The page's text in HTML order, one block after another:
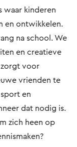
waar kinderen
en ontwikkelen.
na school. We
en creatieve
zorgt voor
vrienden te
en
dat nodig is.
zich heen op